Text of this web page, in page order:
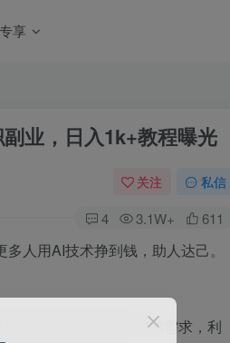
享
业，日入1k+教程曝光
关注 私信
4 3.1W+ 611
人用AI技术挣到钱，助人达己。
通过精准定位男性用户的需求，利